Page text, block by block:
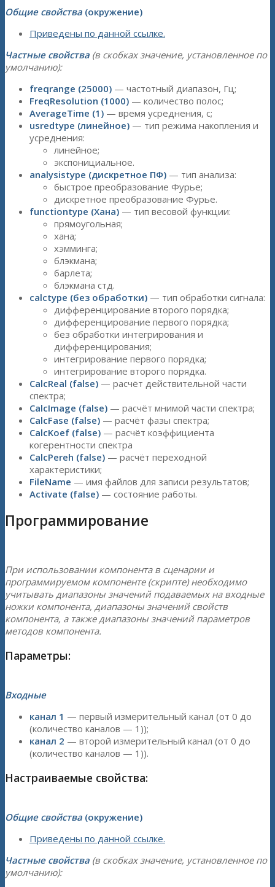
Общие свойства (окружение)
Приведены по данной ссылке.
Частные свойства (в скобках значение, установленное по
умолчанию):
freqrange (25000) — частотный диапазон, Гц;
FreqResolution (1000) — количество полос;
AverageTime (1) — время усреднения, с;
usredtype (линейное) — тип режима накопления и
усреднения:
линейное;
экспонициальное.
analysistype (дискретное ПФ) — тип анализа:
быстрое преобразование Фурье;
дискретное преобразование Фурье.
functiontype (Хана) — тип весовой функции:
прямоугольная;
хана;
хэмминга;
блэкмана;
барлета;
блэкмана стд.
calctype (без обработки) — тип обработки сигнала:
дифференцирование второго порядка;
дифференцирование первого порядка;
без обработки интегрирования и
дифференцирования;
интегрирование первого порядка;
интегрирование второго порядка.
CalcReal (false) — расчёт действительной части
спектра;
CalcImage (false) — расчёт мнимой части спектра;
CalcFase (false) — расчёт фазы спектра;
CalcKoef (false) — расчёт коэффициента
когерентности спектра
CalcPereh (false) — расчёт переходной
характеристики;
FileName — имя файлов для записи результатов;
Activate (false) — состояние работы.
Программирование
При использовании компонента в сценарии и
программируемом компоненте (скрипте) необходимо
учитывать диапазоны значений подаваемых на входные
ножки компонента, диапазоны значений свойств
компонента, а также диапазоны значений параметров
методов компонента.
Параметры:
Входные
канал 1 — первый измерительный канал (от 0 до
(количество каналов — 1));
канал 2 — второй измерительный канал (от 0 до
(количество каналов — 1)).
Настраиваемые свойства:
Общие свойства (окружение)
Приведены по данной ссылке.
Частные свойства (в скобках значение, установленное по
умолчанию):